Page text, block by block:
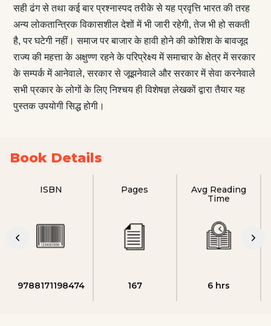
सही ढंग से तथा कई बार प्रश्नास्पद तरीके से यह प्रवृत्ति भारत की तरह
अन्य लोकतान्त्रिक विकासशील देशों में भी जारी रहेगी, तेज भी हो सकती
है, पर घटेगी नहीं। समाज पर बाजार के हावी होने की कोशिश के बावजूद
राज्य की महत्ता के अक्षुण्ण रहने के परिप्रेक्ष्य में समाचार के क्षेत्र में सरकार
के सम्पर्क में आनेवाले, सरकार से जूझनेवाले और सरकार में सेवा करनेवाले
सभी प्रकार के लोगों के लिए निश्चय ही विशेषज्ञ लेखकों द्वारा तैयार यह
पुस्तक उपयोगी सिद्ध होगी।
Book Details
ISBN
9788171198474
Pages
167
Avg Reading
Time
6 hrs